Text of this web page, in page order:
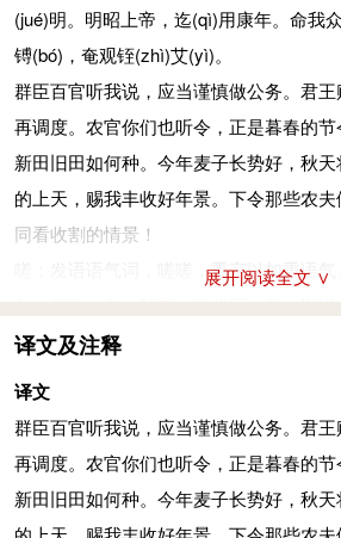
(jué)明。明昭上帝，迄(qì)用康年。命我
镈(bó) ，奄观铚(zhì)艾(yì)。
群臣百官听我说，应当谨慎做公务。君
再调度。农官你们也听令，正是暮春的节
新田旧田如何种。今年麦子长势好，秋
的上天，赐我丰收好年景。下令那些农夫
同看收割的情景！
嗟：发语语气词，嗟嗟，重言以加重语气
厘：通“赉（lài）”，赐。成：指成法。咨
展开阅读全文 ∨
译文及注释
译文
群臣百官听我说，应当谨慎做公务。君
再调度。农官你们也听令，正是暮春的节
新田旧田如何种。今年麦子长势好，秋